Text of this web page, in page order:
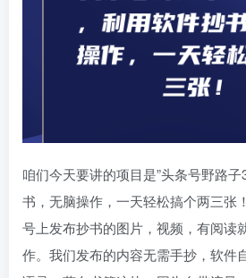
咱们今天要讲的项目是”头条号野路
书，无脑操作，一天轻松搞个两三张
号上发布抄书的图片，视频，有阅读
作。我们发布的内容无需手抄，软件